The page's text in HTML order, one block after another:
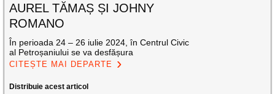
AUREL TĂMAȘ ȘI JOHNY
ROMANO
În perioada 24 – 26 iulie 2024, în Centrul Civic
al Petroșaniului se va desfășura
CITEȘTE MAI DEPARTE
Distribuie acest articol